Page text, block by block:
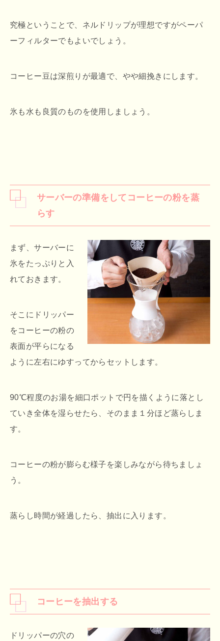
究極ということで、ネルドリップが理想ですがペーパ
ーフィルターでもよいでしょう。
コーヒー豆は深煎りが最適で、やや細挽きにします。
氷も水も良質のものを使用しましょう。
サーバーの準備をしてコーヒーの粉を蒸
らす
まず、サーバーに
氷をたっぷりと入
れておきます。
そこにドリッパー
をコーヒーの粉の
表面が平らになる
ように左右にゆすってからセットします。
90℃程度のお湯を細口ポットで円を描くように落とし
ていき全体を湿らせたら、そのまま１分ほど蒸らしま
す。
コーヒーの粉が膨らむ様子を楽しみながら待ちましょ
う。
蒸らし時間が経過したら、抽出に入ります。
コーヒーを抽出する
ドリッパーの穴の